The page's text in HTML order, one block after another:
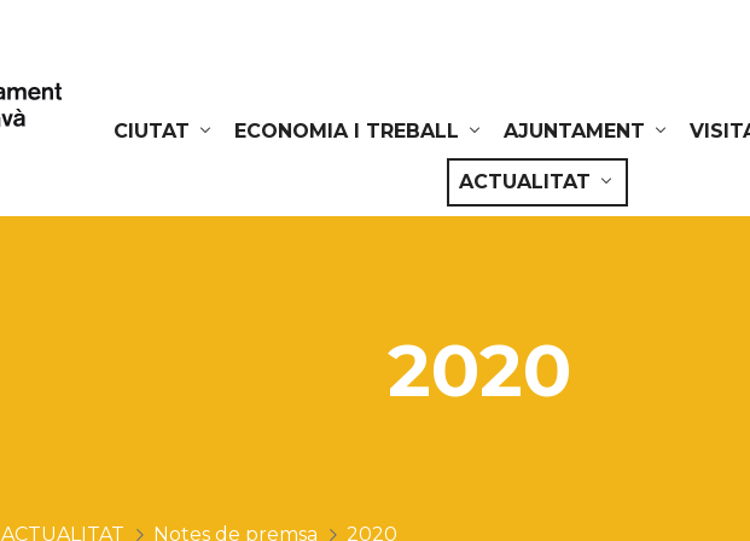
CIUTAT
ECONOMIA I TREBALL AJUNTAMENT
ACTUALITAT
2020
ACTUALITAT Notes de premsa 2020